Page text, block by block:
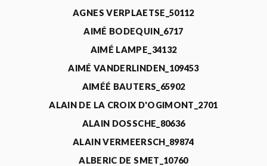
AGNES VERPLAETSE_50112
AIMÉ BODEQUIN_6717
AIMÉ LAMPE_34132
AIMÉ VANDERLINDEN_109453
AIMÉÉ BAUTERS_65902
ALAIN DE LA CROIX D'OGIMONT_2701
ALAIN DOSSCHE_80636
ALAIN VERMEERSCH_89874
ALBERIC DE SMET_10760